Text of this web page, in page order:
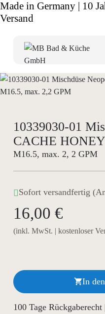
Made in Germany | 10
Versand
10339030-01
CACHE
M16.5, max. 2, 2 GPM
Sofort versandfertig
16,00 €
(inkl. MwSt. | kostenloser
In
100 Tage